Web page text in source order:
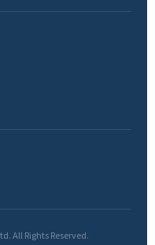
All Rights Reserved.